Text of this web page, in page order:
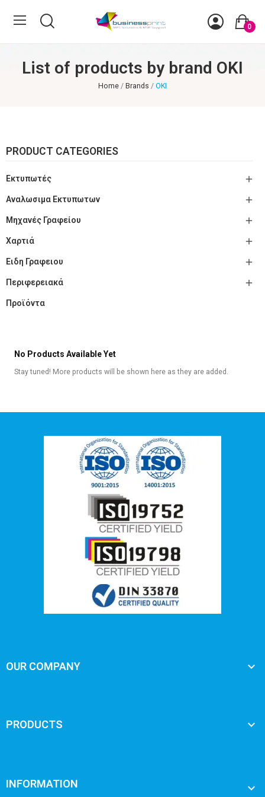
0
List of products by brand OKI
Home Brands OKI
PRODUCT CATEGORIES
Εκτυπωτές 
Αναλωσιμα Εκτυπωτων 
Μηχανές Γραφείου 
Χαρτιά 
Ειδη Γραφειου 
Περιφερειακά 
Προϊόντα
No Products Available Yet
Stay tuned! More products will be shown here as they are added.
OUR COMPANY 
PRODUCTS 
INFORMATION 